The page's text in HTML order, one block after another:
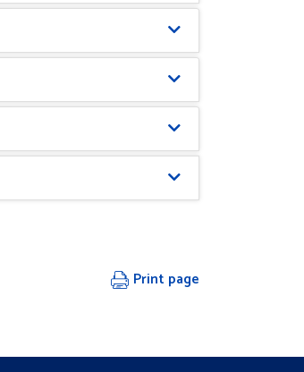
Print page